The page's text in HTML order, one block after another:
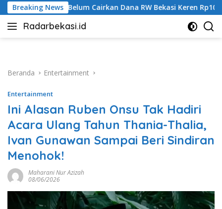
Langsung
ke
konten
Breaking News
Dana RW Bekasi Keren Rp100 Juta Taklukkan
Radarbekasi.id
Berita
Beranda
Entertainment
Entertainment
Ini Alasan Ruben Onsu Tak Hadiri
Acara Ulang Tahun Thania-Thalia,
Ivan Gunawan Sampai Beri Sindiran
Menohok!
Maharani Nur Azizah
08/06/2026